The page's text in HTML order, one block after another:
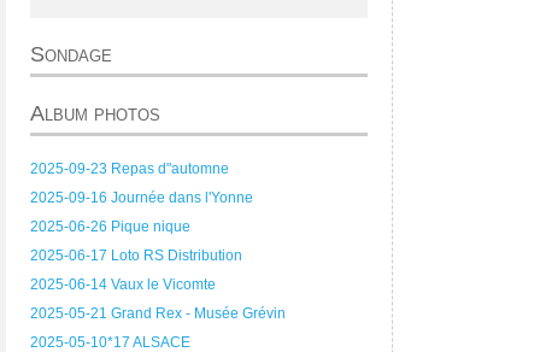
Sondage
Album photos
2025-09-23 Repas d"automne
2025-09-16 Journée dans l'Yonne
2025-06-26 Pique nique
2025-06-17 Loto RS Distribution
2025-06-14 Vaux le Vicomte
2025-05-21 Grand Rex - Musée Grévin
2025-05-10*17 ALSACE